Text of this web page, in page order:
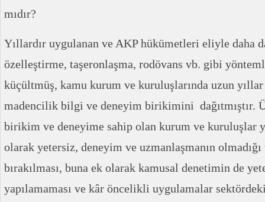
mıdır?
Yıllardır uygulanan ve AKP hükümetleri eliyle daha
özelleştirme, taşeronlaşma, rodövans vb. gibi
küçültmüş, kamu kurum ve kuruluşlarında uzun
madencilik bilgi ve deneyim birikimini dağıtmıştır.
birikim ve deneyime sahip olan kurum ve kuruluşlar
olarak yetersiz, deneyim ve uzmanlaşmanın
bırakılması, buna ek olarak kamusal denetimin de
yapılamaması ve kâr öncelikli uygulamalar